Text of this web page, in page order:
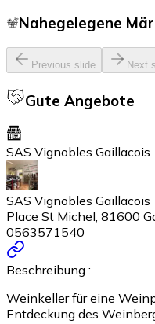
Nahegelegene
Previous slide Next
Gute Angebote
SAS Vignobles Gaillacois
SAS Vignobles Gaillacois
Place St Michel, 81600
0563571540
Beschreibung :
Weinkeller für eine
Entdeckung des